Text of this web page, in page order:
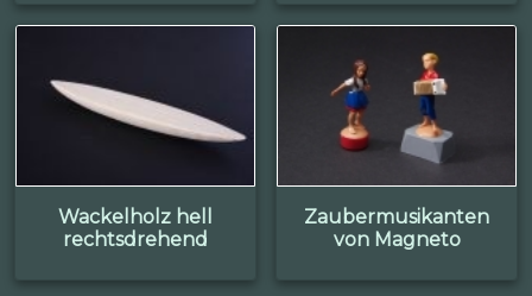
Wackelholz hell
rechtsdrehend
Zaubermusikanten
von Magneto